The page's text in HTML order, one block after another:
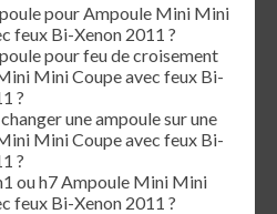
pour Ampoule Mini Mini
feux Bi-Xenon 2011 ?
pour feu de croisement
Mini Coupe avec feux Bi-
?
une ampoule sur une
Mini Coupe avec feux Bi-
?
ou h7 Ampoule Mini Mini
feux Bi-Xenon 2011 ?